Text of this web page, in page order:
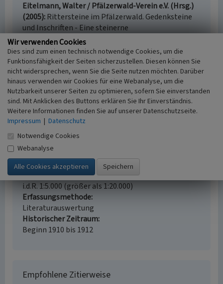
Eitelmann, Walter / Pfälzerwald-Verein e.V. (Hrsg.)
(2005) Rittersteine im Pfälzerwald. Gedenksteine
und Inschriften - Eine steinerne
Geschichtsschreibung. Neustadt an der Weinstraße
(5. Auflage).
Ritterstein „Weidsohl“ bei Kaiserslautern
Schlagwörter
Ritterstein Gedenkstein
Ort
67693 Fischbach
Fachsicht(en)
Landeskunde
Erfassungsmaßstab
i.d.R. 1:5.000 (größer als 1:20.000)
Erfassungsmethode
Literaturauswertung
Historischer Zeitraum
Beginn 1910 bis 1912
Empfohlene Zitierweise
Wir verwenden Cookies
Dies sind zum einen technisch notwendige Cookies, um die
Funktionsfähigkeit der Seiten sicherzustellen. Diesen können Sie
nicht widersprechen, wenn Sie die Seite nutzen möchten. Darüber
hinaus verwenden wir Cookies für eine Webanalyse, um die
Nutzbarkeit unserer Seiten zu optimieren, sofern Sie einverstanden
sind. Mit Anklicken des Buttons erklären Sie Ihr Einverständnis.
Weitere Informationen finden Sie auf unserer Datenschutzseite.
Impressum | Datenschutz
Notwendige Cookies
Webanalyse